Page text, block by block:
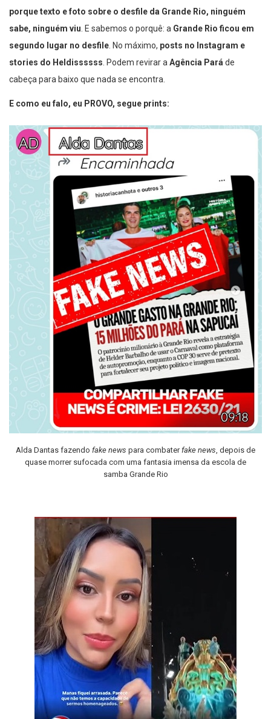
porque texto e foto sobre o desfile da Grande Rio, ninguém
sabe, ninguém viu . E sabemos o porquê: a Grande Rio ficou em
segundo lugar no desfile . No máximo, posts no Instagram e
stories do Heldissssss . Podem revirar a Agência Pará de
cabeça para baixo que nada se encontra.
E como eu falo, eu PROVO, segue prints:
Alda Dantas fazendo fake news para combaterfake news, depois de
quase morrer sufocada com uma fantasia imensa da escola de
samba Grande Rio